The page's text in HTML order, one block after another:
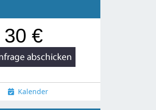
30 €
Kalender